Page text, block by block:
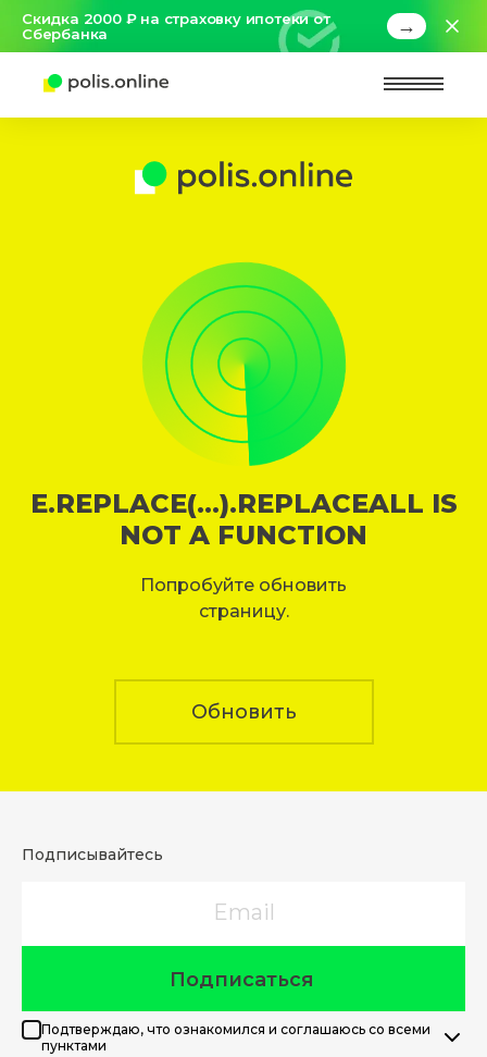
Скидка 2000 ₽ на страховку ипотеки от
Сбербанка
→
E.REPLACE(...).REPLACEALL IS
NOT A FUNCTION
Попробуйте обновить
страницу.
Обновить
Подписывайтесь
Подписаться
Подтверждаю, что ознакомился и соглашаюсь со всеми
пунктами